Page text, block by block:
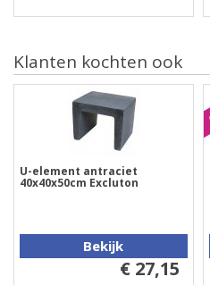
Klanten kochten ook
U-element antraciet
40x40x50cm Excluton
Bekijk
€ 27,15